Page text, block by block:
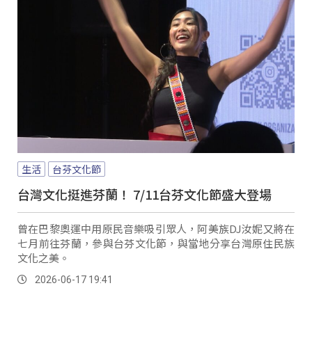
生活 台芬文化節
台灣文化挺進芬蘭！ 7/11台芬文化節盛大登場
曾在巴黎奧運中用原民音樂吸引眾人，阿美族DJ汝妮又將在
七月前往芬蘭，參與台芬文化節，與當地分享台灣原住民族
文化之美。
2026-06-17 19:41